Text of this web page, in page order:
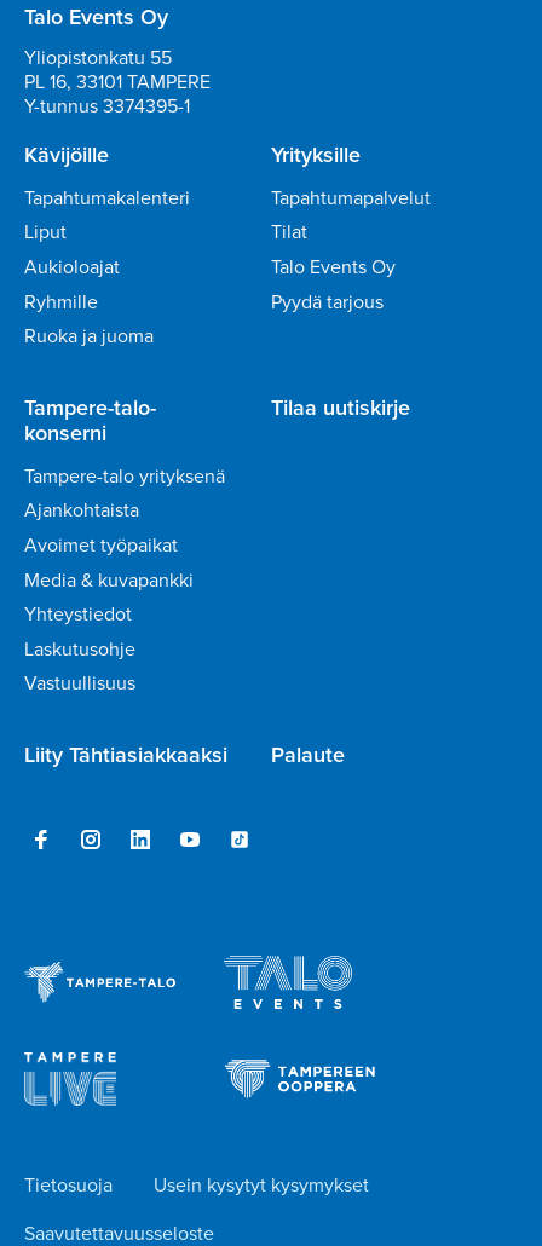
Talo Events Oy
Yliopistonkatu 55
PL 16, 33101 TAMPERE
Y-tunnus 3374395-1
Kävijöille
Tapahtumakalenteri
Liput
Aukioloajat
Ryhmille
Ruoka ja juoma
Yrityksille
Tapahtumapalvelut
Tilat
Talo Events Oy
Pyydä tarjous
Tampere-talo-
konserni
Tampere-talo yrityksenä
Ajankohtaista
Avoimet työpaikat
Media & kuvapankki
Yhteystiedot
Laskutusohje
Vastuullisuus
Tilaa uutiskirje
Liity Tähtiasiakkaaksi Palaute
Tietosuoja
Usein kysytyt kysymykset
Saavutettavuusseloste